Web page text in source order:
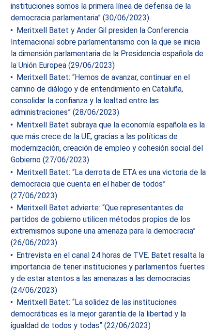
instituciones somos la primera línea de defensa de la
democracia parlamentaria” (30/06/2023)
Meritxell Batet y Ander Gil presiden la Conferencia
Internacional sobre parlamentarismo con la que se inicia
la dimensión parlamentaria de la Presidencia española de
la Unión Europea (29/06/2023)
Meritxell Batet: “Hemos de avanzar, continuar en el
camino de diálogo y de entendimiento en Cataluña,
consolidar la confianza y la lealtad entre las
administraciones” (28/06/2023)
Meritxell Batet subraya que la economía española es la
que más crece de la UE, gracias a las políticas de
modernización, creación de empleo y cohesión social del
Gobierno (27/06/2023)
Meritxell Batet: “La derrota de ETA es una victoria de la
democracia que cuenta en el haber de todos”
(27/06/2023)
Meritxell Batet advierte: “Que representantes de
partidos de gobierno utilicen métodos propios de los
extremismos supone una amenaza para la democracia”
(26/06/2023)
Entrevista en el canal 24 horas de TVE. Batet resalta la
importancia de tener instituciones y parlamentos fuertes
y de estar atentos a las amenazas a las democracias
(24/06/2023)
Meritxell Batet: “La solidez de las instituciones
democráticas es la mejor garantía de la libertad y la
igualdad de todos y todas” (22/06/2023)